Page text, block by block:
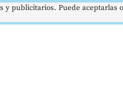
y publicitarios. Puede aceptarlas